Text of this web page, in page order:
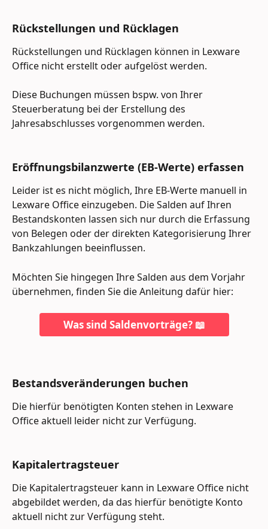
Rückstellungen und Rücklagen
Rückstellungen und Rücklagen können in Lexware
Office nicht erstellt oder aufgelöst werden.
Diese Buchungen müssen bspw. von Ihrer
Steuerberatung bei der Erstellung des
Jahresabschlusses vorgenommen werden.
Eröffnungsbilanzwerte (EB-Werte) erfassen
Leider ist es nicht möglich, Ihre EB-Werte manuell in
Lexware Office einzugeben. Die Salden auf Ihren
Bestandskonten lassen sich nur durch die Erfassung
von Belegen oder der direkten Kategorisierung Ihrer
Bankzahlungen beeinflussen.
Möchten Sie hingegen Ihre Salden aus dem Vorjahr
übernehmen, finden Sie die Anleitung dafür hier:
Was sind Saldenvorträge? 📖
Bestandsveränderungen buchen
Die hierfür benötigten Konten stehen in Lexware
Office aktuell leider nicht zur Verfügung.
Kapitalertragsteuer
Die Kapitalertragsteuer kann in Lexware Office nicht
abgebildet werden, da das hierfür benötigte Konto
aktuell nicht zur Verfügung steht.